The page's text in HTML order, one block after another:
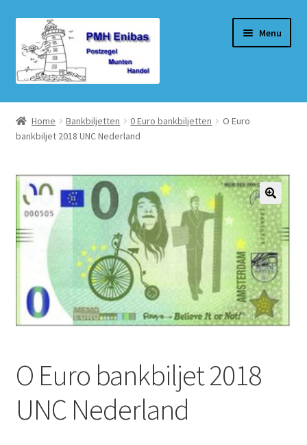
door
naar
navigatie
naar
de
inhoud
Menu
Home
Beurzen
Winkel
Winkelmand
Afrekenen
Mijn account
Alg. voorw.
Home Bankbiljetten 0 Euro bankbiljetten
O Euro
bankbiljet 2018 UNC Nederland
O Euro bankbiljet 2018
UNC Nederland